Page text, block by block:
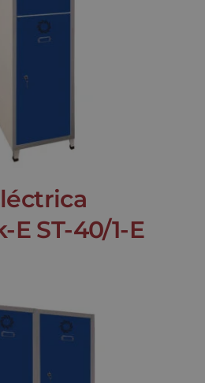
ST-40/1-E